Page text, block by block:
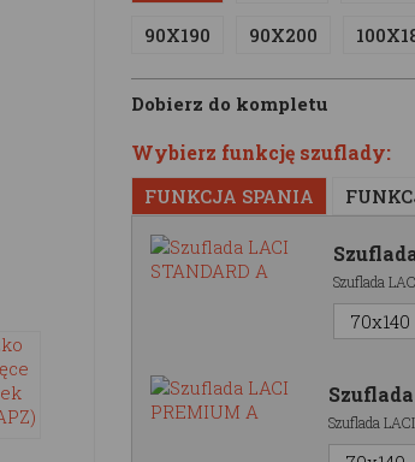
90X190 90X200
Dobierz do kompletu
Wybierz funkcję szuflady:
FUNKCJA SPANIA
Szuflada
Szuflada